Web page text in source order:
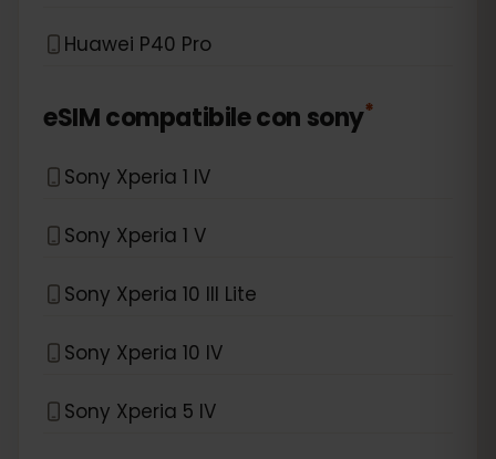
Huawei P40 Pro
eSIM compatibile con sony*
Sony Xperia 1 IV
Sony Xperia 1 V
Sony Xperia 10 III Lite
Sony Xperia 10 IV
Sony Xperia 5 IV